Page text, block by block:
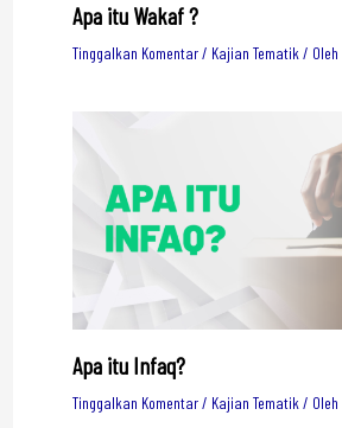
Apa itu Wakaf ?
Tinggalkan Komentar/ Kajian Tematik/ Oleh
Apa itu Infaq?
Tinggalkan Komentar/ Kajian Tematik / Oleh